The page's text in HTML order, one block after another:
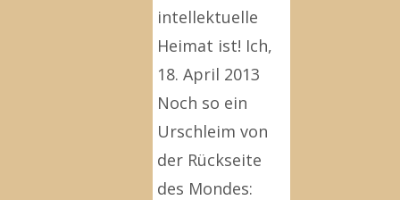
intellektuelle
Heimat ist! Ich,
18. April 2013
Noch so ein
Urschleim von
der Rückseite
des Mondes: